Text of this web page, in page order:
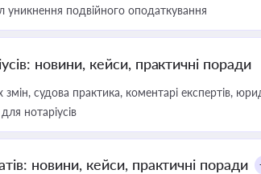
уникнення подвійного оподаткування
новини, кейси, практичні поради
судова практика, коментарі експертів,
нотаріусів
новини, кейси, практичні поради